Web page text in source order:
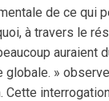
de ce qui
à travers le
auraient
globale. »
Cette